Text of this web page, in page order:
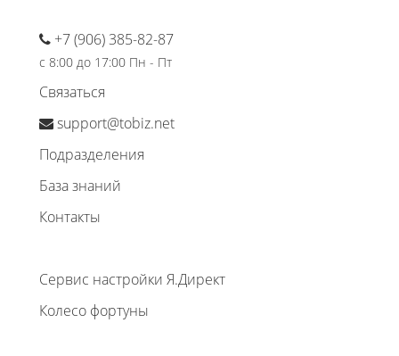
+7 (906) 385-82-87
с 8:00 до 17:00 Пн - Пт
Связаться
support@tobiz.net
Подразделения
База знаний
Контакты
Сервис настройки Я.Директ
Колесо фортуны